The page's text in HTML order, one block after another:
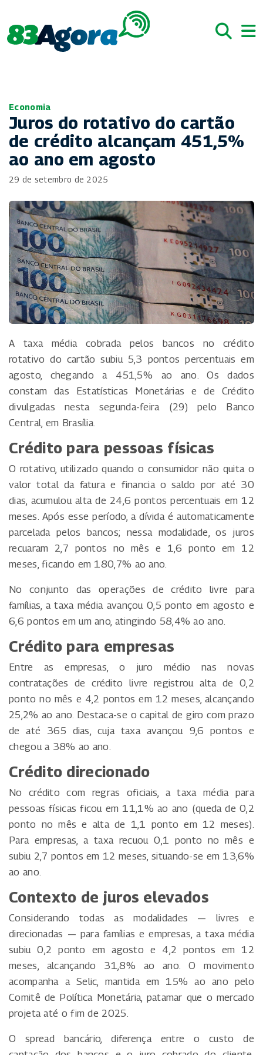
Economia
Juros do rotativo do cartão
de crédito alcançam 451,5%
ao ano em agosto
29 de setembro de 2025
A taxa média cobrada pelos bancos no crédito
rotativo do cartão subiu 5,3 pontos percentuais em
agosto, chegando a 451,5% ao ano. Os dados
constam das Estatísticas Monetárias e de Crédito
divulgadas nesta segunda-feira (29) pelo Banco
Central, em Brasília.
Crédito para pessoas físicas
O rotativo, utilizado quando o consumidor não quita o
valor total da fatura e financia o saldo por até 30
dias, acumulou alta de 24,6 pontos percentuais em 12
meses. Após esse período, a dívida é automaticamente
parcelada pelos bancos; nessa modalidade, os juros
recuaram 2,7 pontos no mês e 1,6 ponto em 12
meses, ficando em 180,7% ao ano.
No conjunto das operações de crédito livre para
famílias, a taxa média avançou 0,5 ponto em agosto e
6,6 pontos em um ano, atingindo 58,4% ao ano.
Crédito para empresas
Entre as empresas, o juro médio nas novas
contratações de crédito livre registrou alta de 0,2
ponto no mês e 4,2 pontos em 12 meses, alcançando
25,2% ao ano. Destaca-se o capital de giro com prazo
de até 365 dias, cuja taxa avançou 9,6 pontos e
chegou a 38% ao ano.
Crédito direcionado
No crédito com regras oficiais, a taxa média para
pessoas físicas ficou em 11,1% ao ano (queda de 0,2
ponto no mês e alta de 1,1 ponto em 12 meses).
Para empresas, a taxa recuou 0,1 ponto no mês e
subiu 2,7 pontos em 12 meses, situando-se em 13,6%
ao ano.
Contexto de juros elevados
Considerando todas as modalidades — livres e
direcionadas — para famílias e empresas, a taxa média
subiu 0,2 ponto em agosto e 4,2 pontos em 12
meses, alcançando 31,8% ao ano. O movimento
acompanha a Selic, mantida em 15% ao ano pelo
Comitê de Política Monetária, patamar que o mercado
projeta até o fim de 2025.
O spread bancário, diferença entre o custo de